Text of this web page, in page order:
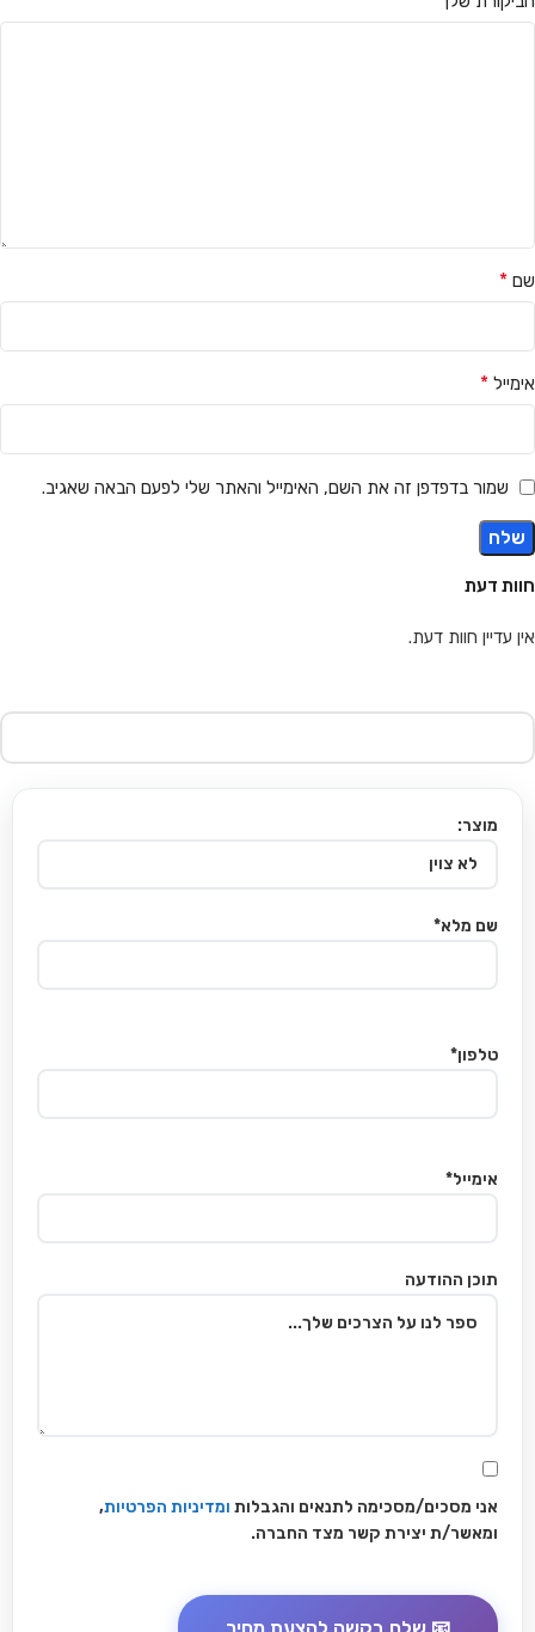
חוות דעת
אין עדיין חוות דעת.
שם *
אימייל *
שמור בדפדפן זה את השם, האימייל והאתר שלי לפעם הבאה שאגיב.
מוצר:
שם מלא*
טלפון*
אימייל*
תוכן ההודעה
אני מסכים/מסכימה לתנאים והגבלות ומדיניות הפרטיות,
ומאשר/ת יצירת קשר מצד החברה.